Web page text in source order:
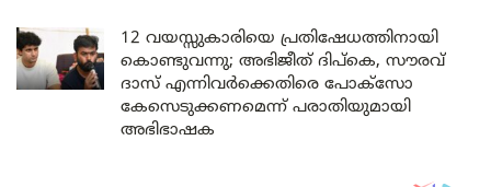
12 വയസ്സുകാരിയെ പ്രതിഷേധത്തിനായി
കൊണ്ടുവന്നു; അഭിജീത് ദിപ്കെ, സൗരവ്
ദാസ് എന്നിവർക്കെതിരെ പോക്സോ
കേസെടുക്കണമെന്ന് പരാതിയുമായി
അഭിഭാഷക